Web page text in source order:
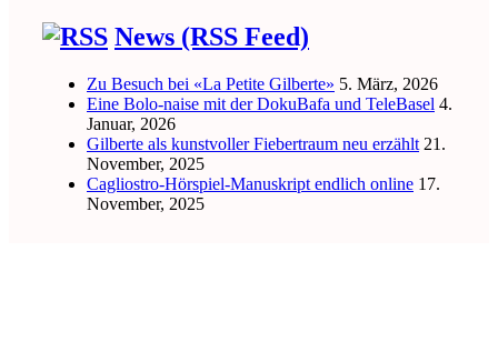
News (RSS Feed)
Zu Besuch bei «La Petite Gilberte» 5. März, 2026
Eine Bolo-naise mit der DokuBafa und TeleBasel 4.
Januar, 2026
Gilberte als kunstvoller Fiebertraum neu erzählt 21.
November, 2025
Cagliostro-Hörspiel-Manuskript endlich online 17.
November, 2025